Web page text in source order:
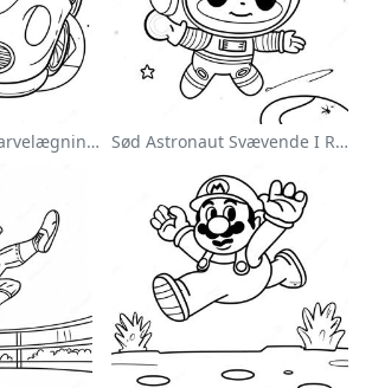
Sonic Speedster Farvelægningsside Sød Astronaut Svævende I Rummet Farvelægningsside